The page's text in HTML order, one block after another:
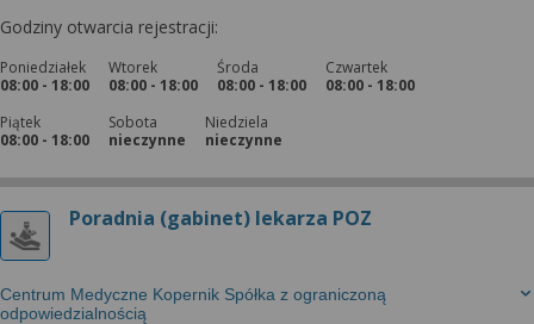
Godziny otwarcia rejestracji:
Poniedziałek
08:00 - 18:00
Wtorek
08:00 - 18:00
Środa
08:00 - 18:00
Czwartek
08:00 - 18:00
Piątek
08:00 - 18:00
Sobota
nieczynne
Niedziela
nieczynne
Poradnia (gabinet) lekarza POZ
Centrum Medyczne Kopernik Spółka z ograniczoną
odpowiedzialnością